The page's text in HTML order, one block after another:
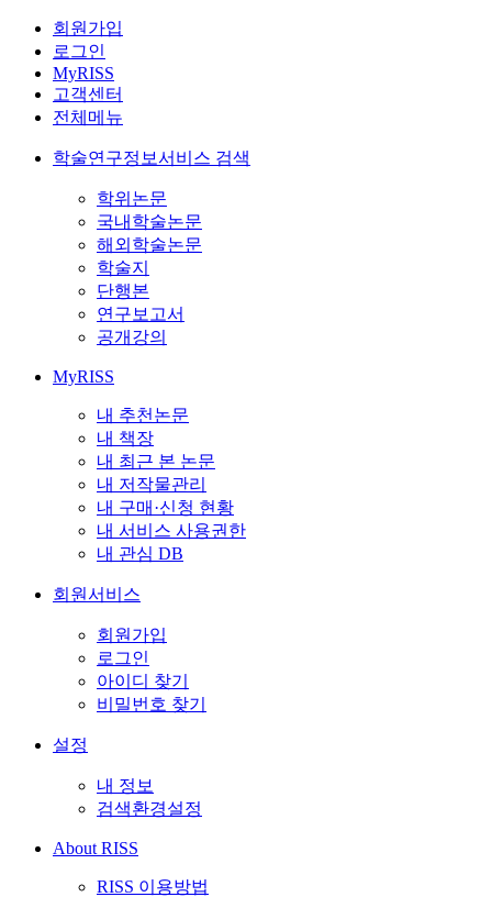
회원가입
로그인
MyRISS
고객센터
전체메뉴
학술연구정보서비스 검색
학위논문
국내학술논문
해외학술논문
학술지
단행본
연구보고서
공개강의
MyRISS
내 추천논문
내 책장
내 최근 본 논문
내 저작물관리
내 구매·신청 현황
내 서비스 사용권한
내 관심 DB
회원서비스
회원가입
로그인
아이디 찾기
비밀번호 찾기
설정
내 정보
검색환경설정
About RISS
RISS 이용방법